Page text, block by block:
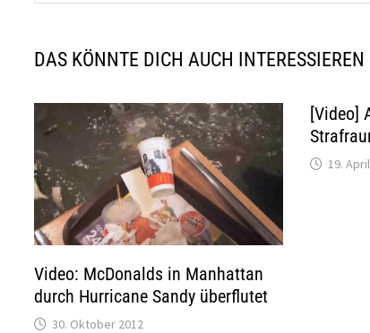
DAS KÖNNTE DICH AUCH INTERESSIEREN
Video: McDonalds in Manhattan
durch Hurricane Sandy überflutet
30. Oktober 2012
[Video]
19.